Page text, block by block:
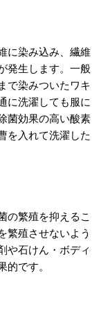
に染み込み、繊維
発生します。一般
で染みついたワキ
に洗濯しても服に
菌効果の高い酸素
を入れて洗濯した
の繁殖を抑えるこ
繁殖させないよう
や石けん・ボディ
的です。